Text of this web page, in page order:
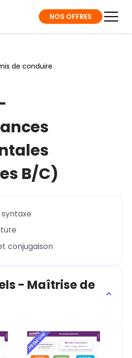
NOS OFFRES
de conduire
B/C)
conjugaison
- Maîtrise de
PREMIUM